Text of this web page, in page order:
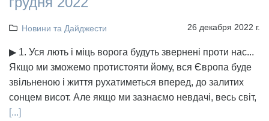
Новини та Дайджести 26 декабря 2022 г.
▶ 1. Уся лють і міць ворога будуть звернені проти нас...
Якщо ми зможемо протистояти йому, вся Європа буде
звільненою і життя рухатиметься вперед, до залитих
сонцем висот. Але якщо ми зазнаємо невдачі, весь світ,
[...]